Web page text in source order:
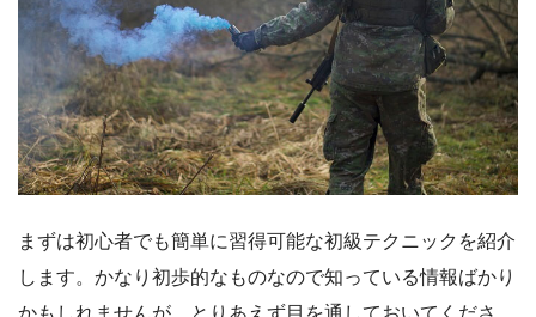
まずは初心者でも簡単に習得可能な初級テクニックを紹介
します。かなり初歩的なものなので知っている情報ばかり
かもしれませんが、とりあえず目を通しておいてくださ